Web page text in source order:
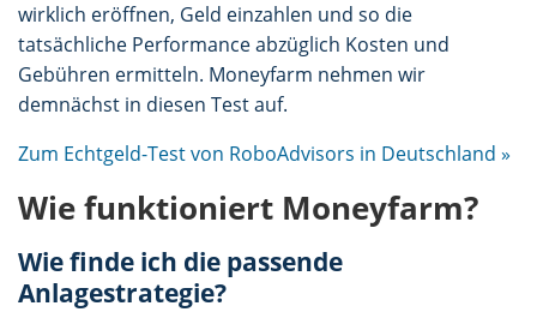
wirklich eröffnen, Geld einzahlen und so die
tatsächliche Performance abzüglich Kosten und
Gebühren ermitteln. Moneyfarm nehmen wir
demnächst in diesen Test auf.
Zum Echtgeld-Test von RoboAdvisors in Deutschland »
Wie funktioniert Moneyfarm?
Wie finde ich die passende
Anlagestrategie?